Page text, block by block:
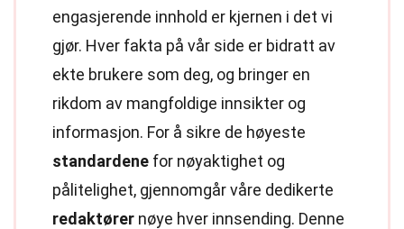
engasjerende innhold er kjernen i det vi
gjør. Hver fakta på vår side er bidratt av
ekte brukere som deg, og bringer en
rikdom av mangfoldige innsikter og
informasjon. For å sikre de høyeste
standardene for nøyaktighet og
pålitelighet, gjennomgår våre dedikerte
redaktører nøye hver innsending. Denne